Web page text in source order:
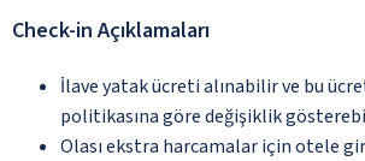
Check-in Açıklamaları
İlave yatak ücreti alınabilir ve bu
politikasına göre değişiklik
Olası ekstra harcamalar için otele